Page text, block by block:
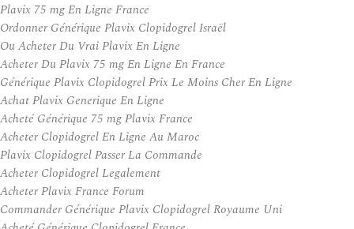
Plavix 75 mg En Ligne France
Ordonner Générique Plavix Clopidogrel Israël
Ou Acheter Du Vrai Plavix En Ligne
Acheter Du Plavix 75 mg En Ligne En France
Générique Plavix Clopidogrel Prix Le Moins Cher En Ligne
Achat Plavix Generique En Ligne
Acheté Générique 75 mg Plavix France
Acheter Clopidogrel En Ligne Au Maroc
Plavix Clopidogrel Passer La Commande
Acheter Clopidogrel Legalement
Acheter Plavix France Forum
Commander Générique Plavix Clopidogrel Royaume Uni